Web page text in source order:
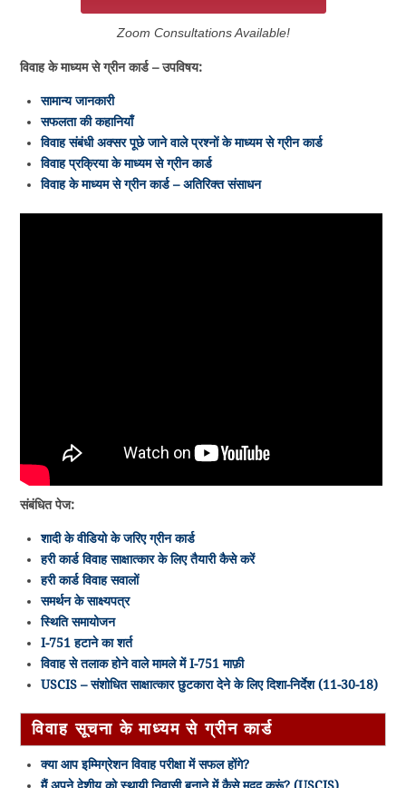
Zoom Consultations Available!
विवाह के माध्यम से ग्रीन कार्ड – उपविषय:
सामान्य जानकारी
सफलता की कहानियाँ
विवाह संबंधी अक्सर पूछे जाने वाले प्रश्नों के माध्यम से ग्रीन कार्ड
विवाह प्रक्रिया के माध्यम से ग्रीन कार्ड
विवाह के माध्यम से ग्रीन कार्ड – अतिरिक्त संसाधन
संबंधित पेज:
शादी के वीडियो के जरिए ग्रीन कार्ड
हरी कार्ड विवाह साक्षात्कार के लिए तैयारी कैसे करें
हरी कार्ड विवाह सवालों
समर्थन के साक्ष्यपत्र
स्थिति समायोजन
I-751 हटाने का शर्त
विवाह से तलाक होने वाले मामले में I-751 माफ़ी
USCIS – संशोधित साक्षात्कार छुटकारा देने के लिए दिशा-निर्देश (11-30-18)
विवाह सूचना के माध्यम से ग्रीन कार्ड
क्या आप इम्मिग्रेशन विवाह परीक्षा में सफल होंगे?